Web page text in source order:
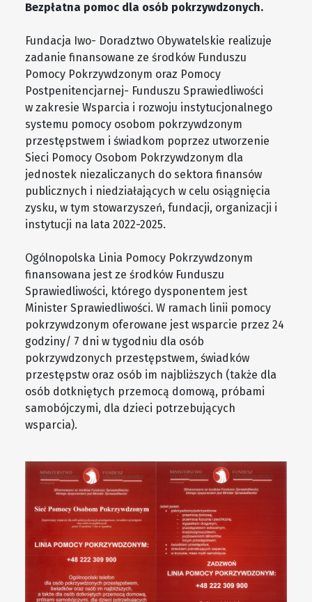
Bezpłatna pomoc dla osób pokrzywdzonych.
Fundacja Iwo- Doradztwo Obywatelskie realizuje
zadanie finansowane ze środków Funduszu
Pomocy Pokrzywdzonym oraz Pomocy
Postpenitencjarnej- Funduszu Sprawiedliwości
w zakresie Wsparcia i rozwoju instytucjonalnego
systemu pomocy osobom pokrzywdzonym
przestępstwem i świadkom poprzez utworzenie
Sieci Pomocy Osobom Pokrzywdzonym dla
jednostek niezaliczanych do sektora finansów
publicznych i niedziałających w celu osiągnięcia
zysku, w tym stowarzyszeń, fundacji, organizacji i
instytucji na lata 2022-2025.
Ogólnopolska Linia Pomocy Pokrzywdzonym
finansowana jest ze środków Funduszu
Sprawiedliwości, którego dysponentem jest
Minister Sprawiedliwości. W ramach linii pomocy
pokrzywdzonym oferowane jest wsparcie przez 24
godziny/ 7 dni w tygodniu dla osób
pokrzywdzonych przestępstwem, świadków
przestępstw oraz osób im najbliższych (także dla
osób dotkniętych przemocą domową, próbami
samobójczymi, dla dzieci potrzebujących
wsparcia).